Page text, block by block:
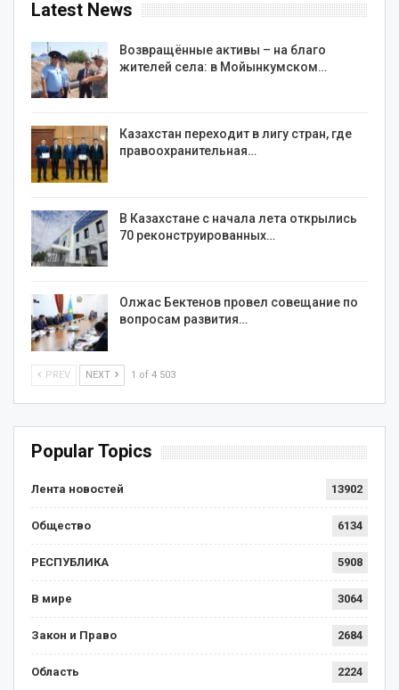
Latest News
Возвращённые активы – на благо
жителей села: в Мойынкумском…
Казахстан переходит в лигу стран, где
правоохранительная…
В Казахстане с начала лета открылись
70 реконструированных…
Олжас Бектенов провел совещание по
вопросам развития…
PREV NEXT 1 of 4 503
Popular Topics
Лента новостей 13902
Общество 6134
РЕСПУБЛИКА 5908
В мире 3064
Закон и Право 2684
Область 2224